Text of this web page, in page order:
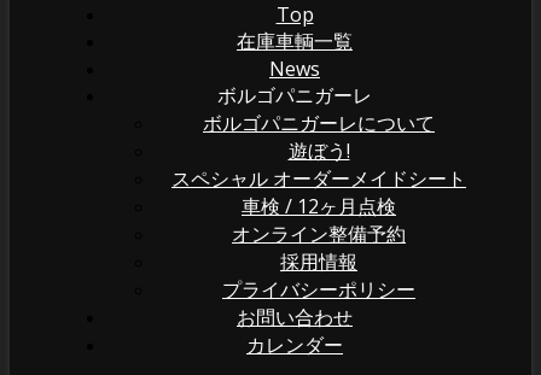
Top
在庫車輌一覧
News
ボルゴパニガーレ
ボルゴパニガーレについて
遊ぼう!
スペシャル オーダーメイドシート
車検 / 12ヶ月点検
オンライン整備予約
採用情報
プライバシーポリシー
お問い合わせ
カレンダー